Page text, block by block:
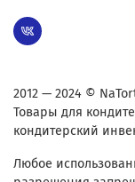
2012 — 2024 ©
Товары для
кондитерский
Любое